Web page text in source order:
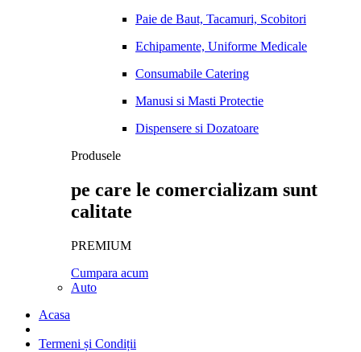
Paie de Baut, Tacamuri, Scobitori
Echipamente, Uniforme Medicale
Consumabile Catering
Manusi si Masti Protectie
Dispensere si Dozatoare
Produsele
pe care le comercializam sunt
calitate
PREMIUM
Cumpara acum
Auto
Acasa
Termeni și Condiții